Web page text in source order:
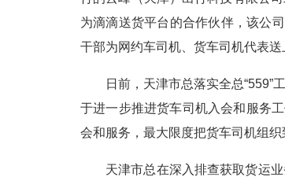
为滴滴送货平台的合作伙伴，该公
干部为网约车司机、货车司机代表送
日前，天津市总落实全总
于进一步推进货车司机入会和服务
会和服务，最大限度把货车司机组
天津市总在深入排查获取货运